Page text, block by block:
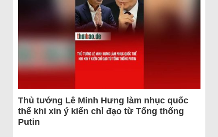
Thủ tướng Lê Minh Hưng làm nhục quốc
thể khi xin ý kiến chỉ đạo từ Tổng thống
Putin